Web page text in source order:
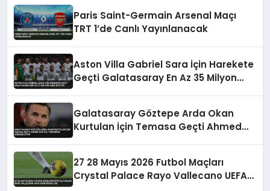
Paris Saint-Germain Arsenal Maçı
TRT 1’de Canlı Yayınlanacak
Aston Villa Gabriel Sara İçin Harekete
Geçti Galatasaray En Az 35 Milyon
Galatasaray Göztepe Arda Okan
Kurtulan İçin Temasa Geçti Ahmed
27 28 Mayıs 2026 Futbol Maçları
Crystal Palace Rayo Vallecano UEFA